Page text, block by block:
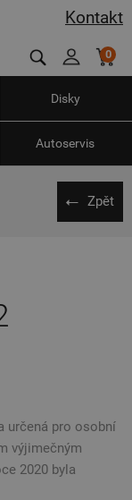
Kontakt
0
Disky
Autoservis
Zpět
určená pro osobní
výjimečným
2020 byla